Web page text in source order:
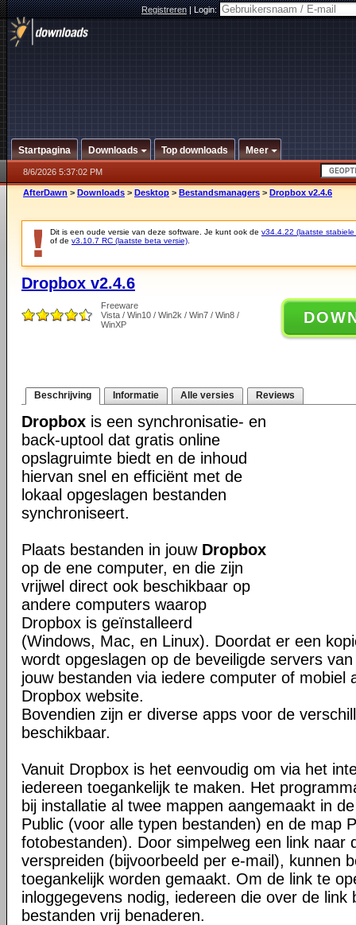
Registreren|Login:
Startpagina Downloads Top downloads Meer
8/6/2026 5:37:02 PM
AfterDawn > Downloads > Desktop > Bestandsmanagers > Dropbox v2.4.6
Dit is een oude versie van deze software. Je kunt ook de v34.4.22 (laatste stabiele
of de v3.10.7 RC (laatste beta versie)
Dropbox v2.4.6
Freeware
Vista / Win10 / Win2k / Win7 / Win8 /
WinXP
Beschrijving Informatie Alle versies Reviews
Dropbox is een synchronisatie- en
back-uptool dat gratis online
opslagruimte biedt en de inhoud
hiervan snel en efficiënt met de
lokaal opgeslagen bestanden
synchroniseert.
Plaats bestanden in jouw Dropbox
op de ene computer, en die zijn
vrijwel direct ook beschikbaar op
andere computers waarop
Dropbox is geïnstalleerd
(Windows, Mac, en Linux). Doordat er een
wordt opgeslagen op de beveiligde servers
jouw bestanden via iedere computer of mobiel
Dropbox website.
Bovendien zijn er diverse apps voor de
beschikbaar.
Vanuit Dropbox is het eenvoudig om via het
iedereen toegankelijk te maken. Het
bij installatie al twee mappen aangemaakt in
Public (voor alle typen bestanden) en de map
fotobestanden). Door simpelweg een link naar
verspreiden (bijvoorbeeld per e-mail), kunnen
toegankelijk worden gemaakt. Om de link te
inloggegevens nodig, iedereen die over de link
bestanden vrij benaderen.